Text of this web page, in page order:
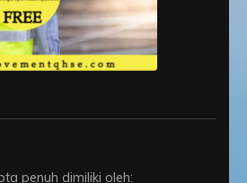
penuh dimiliki oleh: